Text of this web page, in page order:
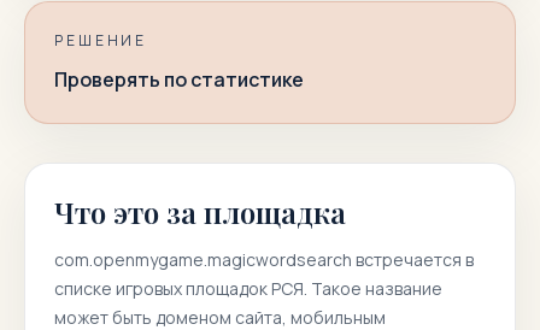
РЕШЕНИЕ
Проверять по статистике
Что это за площадка
com.openmygame.magicwordsearch встречается в
списке игровых площадок РСЯ. Такое название
может быть доменом сайта, мобильным